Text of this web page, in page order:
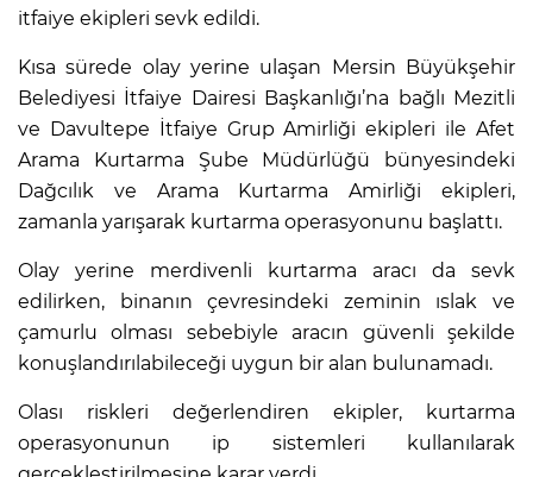
itfaiye ekipleri sevk edildi.
Kısa sürede olay yerine ulaşan Mersin Büyükşehir
Belediyesi İtfaiye Dairesi Başkanlığı’na bağlı Mezitli
ve Davultepe İtfaiye Grup Amirliği ekipleri ile Afet
Arama Kurtarma Şube Müdürlüğü bünyesindeki
Dağcılık ve Arama Kurtarma Amirliği ekipleri,
zamanla yarışarak kurtarma operasyonunu başlattı.
Olay yerine merdivenli kurtarma aracı da sevk
edilirken, binanın çevresindeki zeminin ıslak ve
çamurlu olması sebebiyle aracın güvenli şekilde
konuşlandırılabileceği uygun bir alan bulunamadı.
Olası riskleri değerlendiren ekipler, kurtarma
operasyonunun ip sistemleri kullanılarak